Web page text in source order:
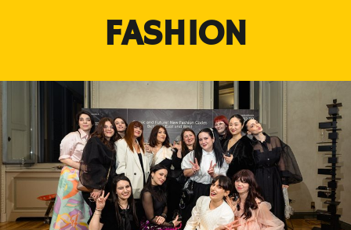
FASHION